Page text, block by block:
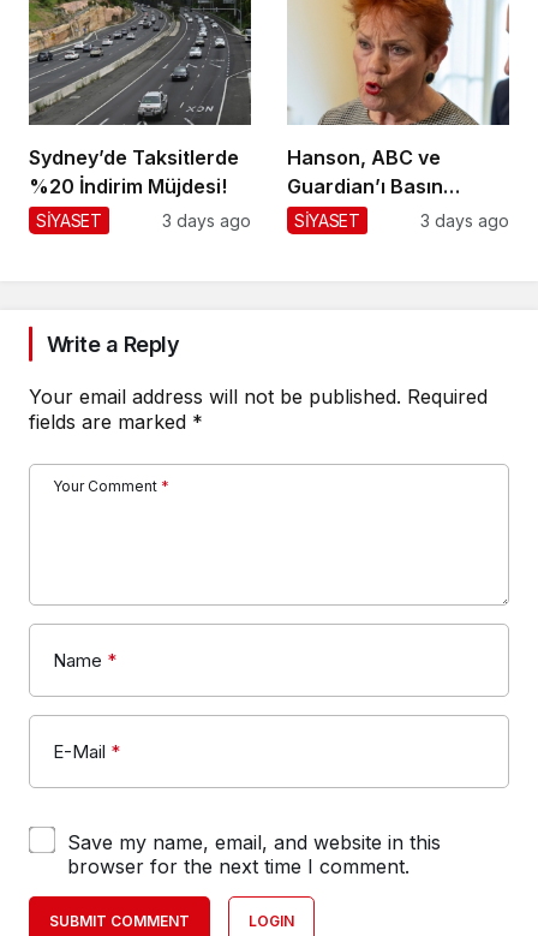
Sydney’de Taksitlerde
%20 İndirim Müjdesi!
SİYASET 3 days ago
Hanson, ABC ve
Guardian’ı Basın
Toplantısından
SİYASET 3 days ago
Write a Reply
Your email address will not be published. Required
fields are marked *
Your Comment *
Name *
E-Mail *
Save my name, email, and website in this
browser for the next time I comment.
SUBMIT COMMENT LOGIN